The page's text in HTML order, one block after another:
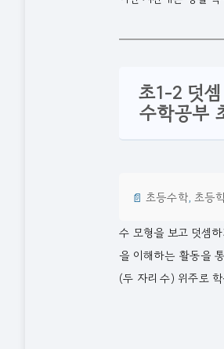
초1-2 덧
수학공부
📄 초등수학, 초등
수 모형을 보고 덧셈
을 이해하는 활동을
(두 자리 수) 위주로